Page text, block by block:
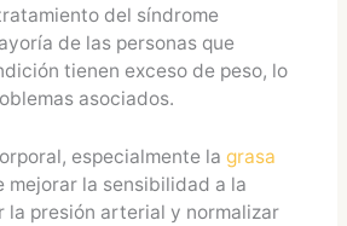
del síndrome
de las personas que
tienen exceso de peso, lo
asociados.
especialmente la grasa
mejorar la sensibilidad a la
la presión arterial y normalizar